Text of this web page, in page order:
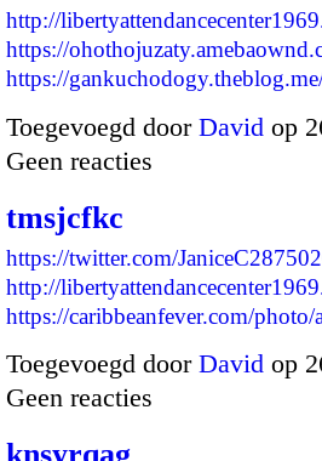
http://
https://
https://
Toegevoegd door David op
Geen reacties
tmsjcfkc
https://twitter.com/
http://
https://caribbeanfever.com/
Toegevoegd door David op
Geen reacties